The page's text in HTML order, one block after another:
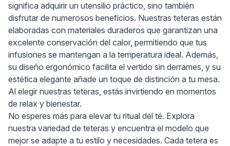
significa adquirir un utensilio práctico, sino también
disfrutar de numerosos beneficios. Nuestras teteras están
elaboradas con materiales duraderos que garantizan una
excelente conservación del calor, permitiendo que tus
infusiones se mantengan a la temperatura ideal. Además,
su diseño ergonómico facilita el vertido sin derrames, y su
estética elegante añade un toque de distinción a tu mesa.
Al elegir nuestras teteras, estás invirtiendo en momentos
de relax y bienestar.
No esperes más para elevar tu ritual del té. Explora
nuestra variedad de teteras y encuentra el modelo que
mejor se adapte a tu estilo y necesidades. Cada tetera es